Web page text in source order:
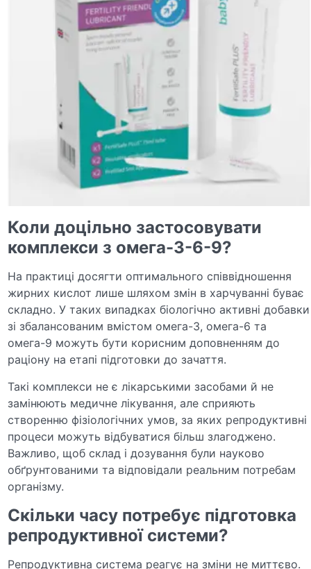
Коли доцільно застосовувати
комплекси з омега-3-6-9?
На практиці досягти оптимального співвідношення
жирних кислот лише шляхом змін в харчуванні буває
складно. У таких випадках біологічно активні добавки
зі збалансованим вмістом омега-3, омега-6 та
омега-9 можуть бути корисним доповненням до
раціону на етапі підготовки до зачаття.
Такі комплекси не є лікарськими засобами й не
замінюють медичне лікування, але сприяють
створенню фізіологічних умов, за яких репродуктивні
процеси можуть відбуватися більш злагоджено.
Важливо, щоб склад і дозування були науково
обґрунтованими та відповідали реальним потребам
організму.
Скільки часу потребує підготовка
репродуктивної системи?
Репродуктивна система реагує на зміни не миттєво.